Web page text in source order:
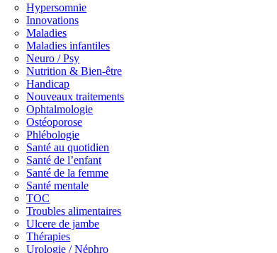
Hypersomnie
Innovations
Maladies
Maladies infantiles
Neuro / Psy
Nutrition & Bien-être
Handicap
Nouveaux traitements
Ophtalmologie
Ostéoporose
Phlébologie
Santé au quotidien
Santé de l’enfant
Santé de la femme
Santé mentale
TOC
Troubles alimentaires
Ulcere de jambe
Thérapies
Urologie / Néphro